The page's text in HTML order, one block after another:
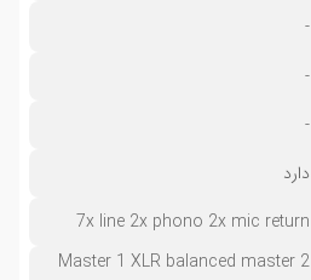
-
-
-
دارد
7x line 2x phono 2x mic return
Master 1 XLR balanced master 2